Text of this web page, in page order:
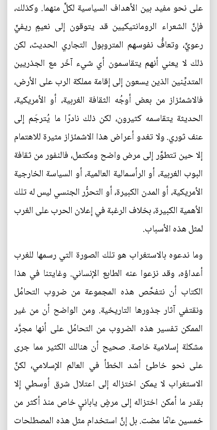
على نحو مفيد بين الأهداف السياسية لكلٍّ منهما. وكذلك،
فإنَّ الشعراء الرومانتيكيين قد يتوقون إلى نعيمٍ ريفيٍّ
رعويٍّ، وتعافُّ نفوسهم المتروبول التجاري الحديث، لكن
ذلك لا يعني أنهم يتقاسمون أي شيء آخَر مع الجذريين
المتديِّنين الذين يسعون إلى إقامة مملكة الرب على الأرض،
فالاشمئزاز من بعض أوجُه الثقافة الغربية، أو الأمريكية،
الحديثة يتقاسمه كثيرون، لكن ذلك نادرًا ما يُترجَم إلى
عنف ثوري. ولا تغدو أعراض هذا الاشمئزاز مثيرة للاهتمام
إلا حين تتطوَّر إلى مرض واضح ومكتمل، فالنفور من ثقافة
البوب الغربية، أو الرأسمالية العالمية، أو السياسة الخارجية
الأمريكية، أو المدن الكبيرة، أو التحرُّر الجنسي ليس له تلك
الأهمية الكبيرة، بخلاف الرغبة في إعلان الحرب على الغرب
لمثل هذه الأسباب.
وما ندعوه بالاستغراب هو تلك الصورة التي رسمها للغرب
أعداؤه، وقد نزعوا عنه الطابع الإنساني. وغايتنا في هذا
الكتاب أن نتفحَّص هذه المجموعة من ضروب التحامُل
ونقتفي آثار جذورها التاريخية. ومن الواضح أن من غير
الممكن تفسير هذه الضروب من التحامُل على أنها مجرَّد
مشكلة إسلامية خاصة. صحيح أن هنالك الكثير مما جرى
على نحو خاطئ أشد الخطأ في العالم الإسلامي، لكنَّ
الاستغراب لا يمكن اختزاله إلى اعتلال شرق أوسطي إلا
بقدر ما أمكن اختزاله إلى مرضٍ يابانيٍ خاص منذ أكثر من
خمسين عامًا مضت. بل إنَّ استخدام مثل هذه المصطلحات